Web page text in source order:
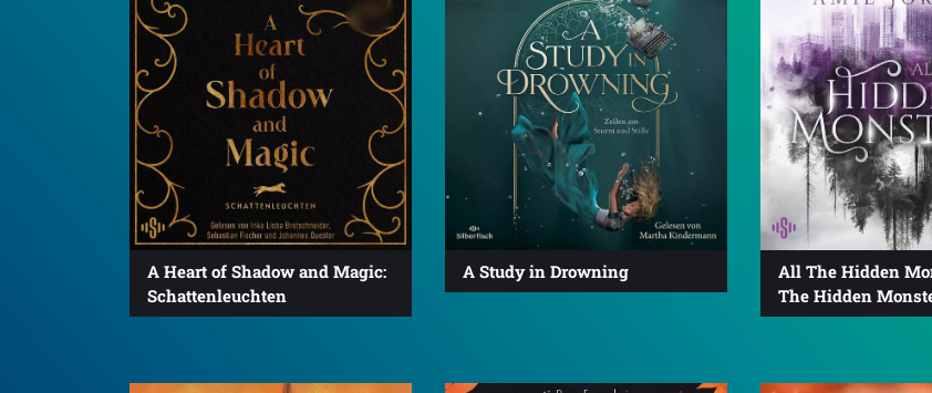
A Heart of Shadow and Magic:
Schattenleuchten
A Study in Drowning
All The Hidden
The Hidden